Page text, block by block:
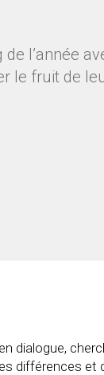
l’année
le fruit de
dialogue,
différences et